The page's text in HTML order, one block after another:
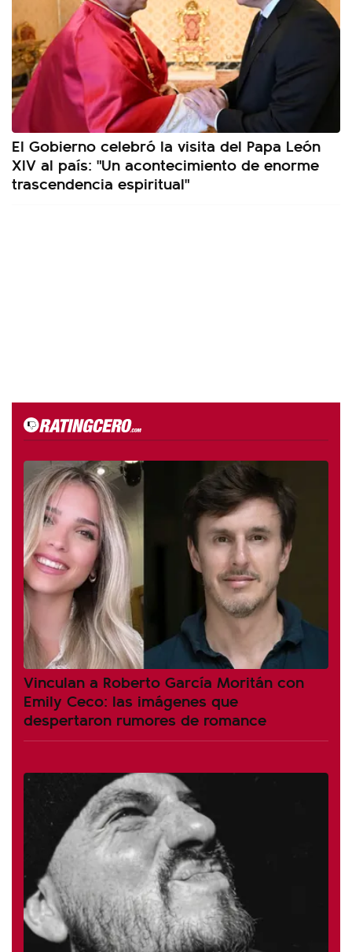
El Gobierno celebró la visita del Papa León
XIV al país: "Un acontecimiento de enorme
trascendencia espiritual"
Vinculan a Roberto García Moritán con
Emily Ceco: las imágenes que
despertaron rumores de romance